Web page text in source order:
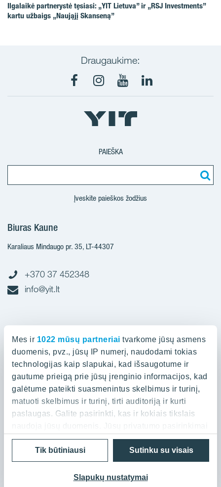
Mes ir 1022 mūsų partneriai tvarkome jūsų asmens
duomenis, pvz., jūsų IP numerį, naudodami tokias
technologijas kaip slapukai, kad išsaugotume ir
gautume prieigą prie jūsų įrenginio informacijos, kad
galėtume pateikti suasmenintus skelbimus ir turinį,
matuoti skelbimus ir turinį, tirti auditoriją ir kurti
paslaugas. Galite pasirinkti, kas ir kokiais tikslais
naudoja jūsų duomenis. Jūsų privatumo pasirinkimai
galioja tik šioje skaitmeninėje nuosavybėje, kurioje
pasirinkote. Savo sutikimą galite bet kada pakeisti
arba atšaukti spustelėję nuorodą į poraštę arba
piktogramą „Privatumo trigeris“.
Sutinku su visais
Slapukų nustatymai
Tik būtiniausi
Ilgalaikė partnerystė tęsiasi: „YIT Lietuva” ir „RSJ Investments”
kartu užbaigs „Naująjį Skanseną”
Draugaukime:
FacebookInstagram
YoutubeLinkedIn
PAIEŠKA
Įveskite paieškos žodžius
Biuras Kaune
Karaliaus Mindaugo pr. 35, LT-44307
+370 37 452348
info@yit.lt
Spaudos g. 7, LT-05132
+370 52 388836
info@yit.lt